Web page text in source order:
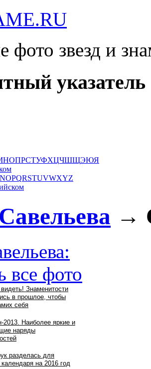
фото звезд и
указатель
НОПРСТУФХЦЧШЩЭЮЯ
NOPQRSTUVWXYZ
→
все фото